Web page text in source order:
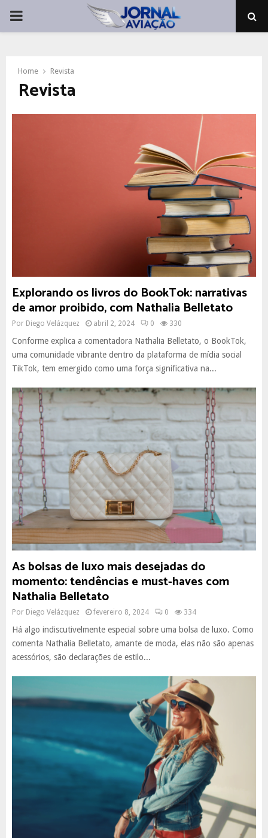
PRIMARY
Home Revista
Revista
Explorando os livros do BookTok: narrativas
de amor proibido, com Nathalia Belletato
Por Diego Velázquez abril 2, 2024 0 330
Conforme explica a comentadora Nathalia Belletato, o BookTok,
uma comunidade vibrante dentro da plataforma de mídia social
TikTok, tem emergido como uma força significativa na...
As bolsas de luxo mais desejadas do
momento: tendências e must-haves com
Nathalia Belletato
Por Diego Velázquez fevereiro 8, 2024 0 334
Há algo indiscutivelmente especial sobre uma bolsa de luxo. Como
comenta Nathalia Belletato, amante de moda, elas não são apenas
acessórios, são declarações de estilo...